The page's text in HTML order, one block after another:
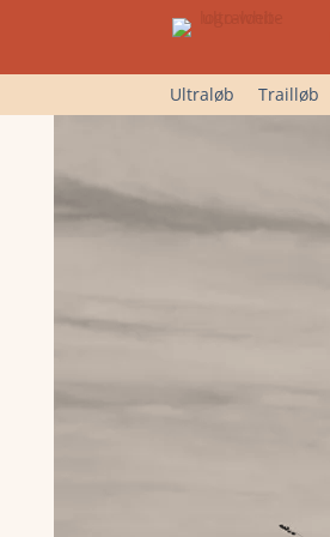
Ultraløb Trailløb